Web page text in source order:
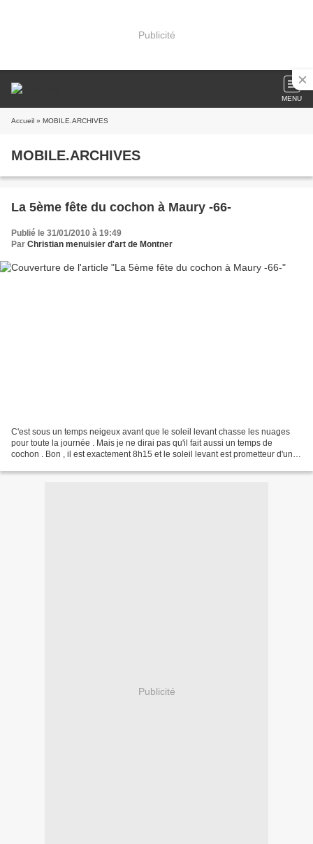
Publicité
MENU
Accueil » MOBILE.ARCHIVES
MOBILE.ARCHIVES
La 5ème fête du cochon à Maury -66-
Publié le 31/01/2010 à 19:49
Par Christian menuisier d'art de Montner
C'est sous un temps neigeux avant que le soleil levant chasse les nuages
pour toute la journée . Mais je ne dirai pas qu'il fait aussi un temps de
cochon . Bon , il est exactement 8h15 et le soleil levant est prometteur d'une
Publicité